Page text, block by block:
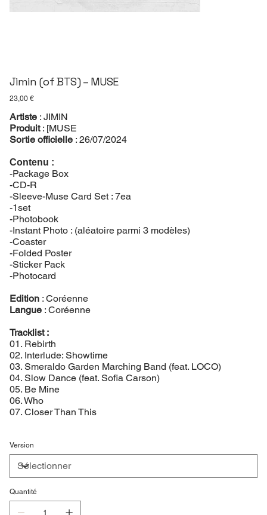
Jimin (of BTS) – MUSE
Prix
23,00 €
Artiste: JIMIN
Produit: [MUSE
Sortie officielle : 26/07/2024
Contenu :
-Package Box
-CD-R
-Sleeve-Muse Card Set : 7ea
-1set
-Photobook
-Instant Photo : (aléatoire parmi 3 modèles)
-Coaster
-Folded Poster
-Sticker Pack
-Photocard
Edition: Coréenne
Langue: Coréenne
Tracklist :
01. Rebirth
02. Interlude: Showtime
03. Smeraldo Garden Marching Band (feat. LOCO)
04. Slow Dance (feat. Sofia Carson)
05. Be Mine
06. Who
07. Closer Than This
Version
Quantité